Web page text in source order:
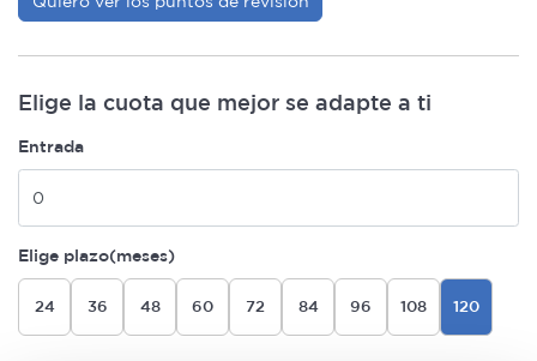
Elige la cuota que mejor se adapte a ti
Entrada
Elige plazo(meses)
24 36 48 60 72 84 96 108 120